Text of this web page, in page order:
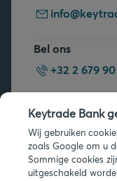
Bel ons
+32 2 679
Keytrade Bank
Wij gebruiken
zoals Google om u
Sommige cookies
uitgeschakeld